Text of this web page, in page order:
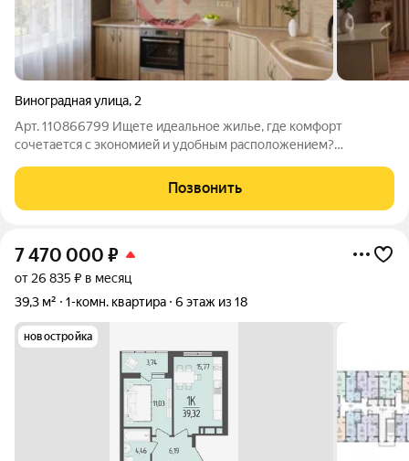
Виноградная улица, 2
Арт. 110866799 Ищете идеальное жилье, где комфорт
сочетается с экономией и удобным расположением?
функциональную 1-комнатную квартиру общей площадью
39,9кв.м, расположенную на 3-м этаже 5-этажного дома.
Позвонить
7 470 000 ₽
от 26 835 ₽ в месяц
39,3 м²
1-комн. квартира 6 этаж из 18
новостройка